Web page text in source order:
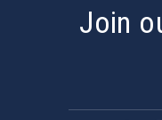
Join